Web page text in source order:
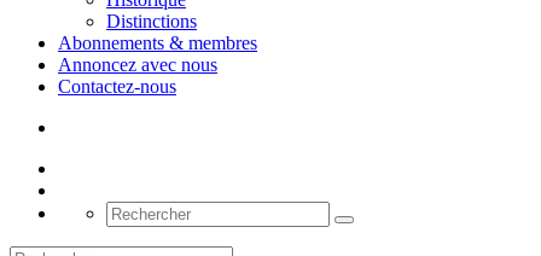
Distinctions
Abonnements & membres
Annoncez avec nous
Contactez-nous